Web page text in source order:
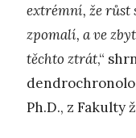
extrémní, že růst
zpomalí, a ve
těchto ztrát,“
Ph.D., z Fakulty